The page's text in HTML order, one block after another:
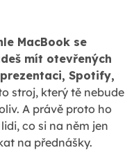
MacBook se
mít otevřených
Spotify,
stroj, který tě nebude
A právě proto ho
co si na něm jen
na přednášky.